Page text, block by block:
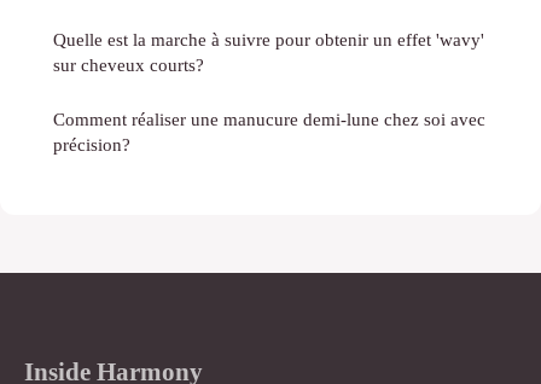
Quelle est la marche à suivre pour obtenir un effet 'wavy'
sur cheveux courts?
Comment réaliser une manucure demi-lune chez soi avec
précision?
Inside Harmony